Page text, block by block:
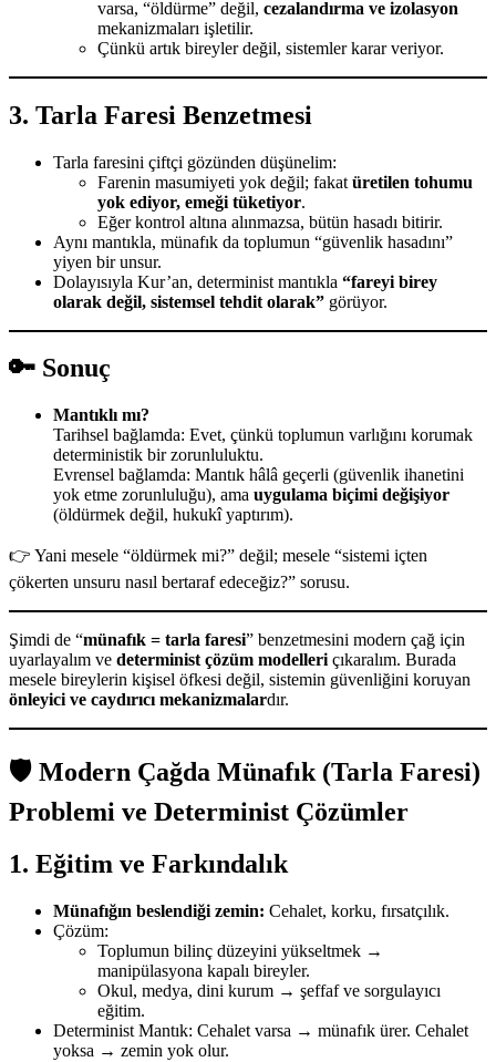
varsa, “öldürme” değil, cezalandırma ve izolasyon
mekanizmaları işletilir.
Çünkü artık bireyler değil, sistemler karar veriyor.
3. Tarla Faresi Benzetmesi
Tarla faresini çiftçi gözünden düşünelim:
Farenin masumiyeti yok değil; fakat üretilen tohumu
yok ediyor, emeği tüketiyor.
Eğer kontrol altına alınmazsa, bütün hasadı bitirir.
Aynı mantıkla, münafık da toplumun “güvenlik hasadını”
yiyen bir unsur.
Dolayısıyla Kur’an, determinist mantıkla “fareyi birey
olarak değil, sistemsel tehdit olarak” görüyor.
🔑 Sonuç
Mantıklı mı?
Tarihsel bağlamda: Evet, çünkü toplumun varlığını korumak
deterministik bir zorunluluktu.
Evrensel bağlamda: Mantık hâlâ geçerli (güvenlik ihanetini
yok etme zorunluluğu), ama uygulama biçimi değişiyor
(öldürmek değil, hukukî yaptırım).
👉 Yani mesele “öldürmek mi?” değil; mesele “sistemi içten
çökerten unsuru nasıl bertaraf edeceğiz?” sorusu.
Şimdi de “münafık = tarla faresi” benzetmesini modern çağ için
uyarlayalım ve determinist çözüm modelleri çıkaralım. Burada
mesele bireylerin kişisel öfkesi değil, sistemin güvenliğini koruyan
önleyici ve caydırıcı mekanizmalardır.
🛡️ Modern Çağda Münafık (Tarla Faresi)
Problemi ve Determinist Çözümler
1. Eğitim ve Farkındalık
Münafığın beslendiği zemin: Cehalet, korku, fırsatçılık.
Çözüm:
Toplumun bilinç düzeyini yükseltmek →
manipülasyona kapalı bireyler.
Okul, medya, dini kurum → şeffaf ve sorgulayıcı
eğitim.
Determinist Mantık: Cehalet varsa → münafık ürer. Cehalet
yoksa → zemin yok olur.